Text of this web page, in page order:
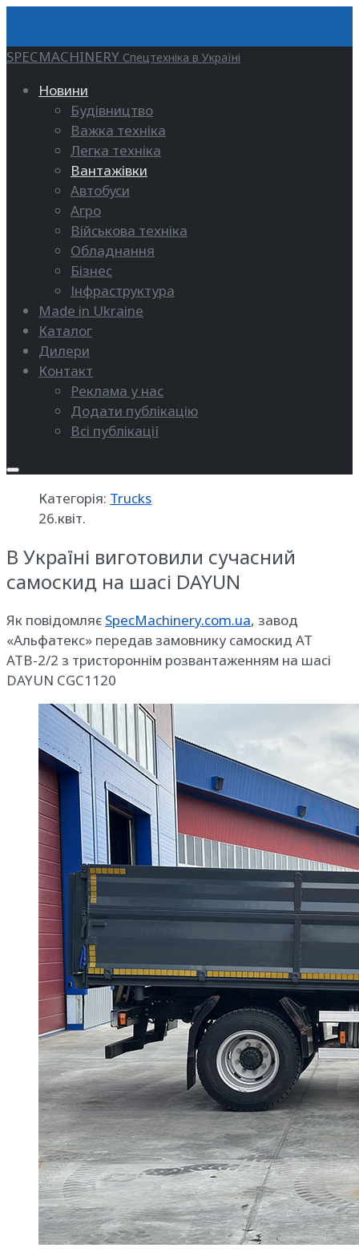
SPECMACHINERY Спецтехніка в Україні
Новини
Будівництво
Важка техніка
Легка техніка
Вантажівки
Автобуси
Агро
Військова техніка
Обладнання
Бізнес
Інфраструктура
Made in Ukraine
Каталог
Дилери
Контакт
Реклама у нас
Додати публікацію
Всі публікації
Категорія: Trucks
26.квіт.
В Україні виготовили сучасний
самоскид на шасі DAYUN
Як повідомляє SpecMachinery.com.ua, завод
«Альфатекс» передав замовнику самоскид АТ
АТВ-2/2 з тристороннім розвантаженням на шасі
DAYUN CGC1120